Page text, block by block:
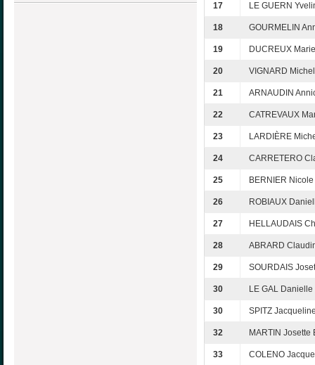
17 LE GUERN
18 GOURMELIN
19 DUCREUX
20 VIGNARD Michel
21 ARNAUDIN
22 CATREVAUX
23 LARDIÈRE
24 CARRETERO
25 BERNIER Nicole
26 ROBIAUX
27 HELLAUDAIS
28 ABRARD
29 SOURDAIS
30 LE GAL Danielle
30 SPITZ
32 MARTIN Josette
33 COLENO